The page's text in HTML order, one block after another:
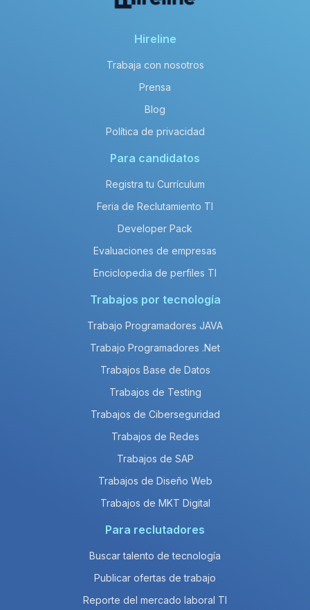
Hireline
Trabaja con nosotros
Prensa
Blog
Política de privacidad
Para candidatos
Registra tu Currículum
Feria de Reclutamiento TI
Developer Pack
Evaluaciones de empresas
Enciclopedia de perfiles TI
Trabajos por tecnología
Trabajo Programadores JAVA
Trabajo Programadores .Net
Trabajos Base de Datos
Trabajos de Testing
Trabajos de Ciberseguridad
Trabajos de Redes
Trabajos de SAP
Trabajos de Diseño Web
Trabajos de MKT Digital
Para reclutadores
Buscar talento de tecnología
Publicar ofertas de trabajo
Reporte del mercado laboral TI